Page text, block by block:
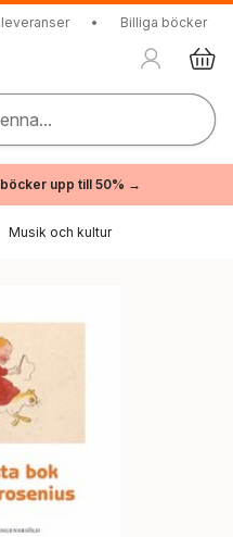
• Billiga böcker
upp till 50% →
Musik och kultur